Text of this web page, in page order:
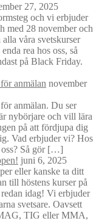
27, 2025
och vi erbjuder
med 28 november och
våra svetskurser
rea hos oss, så
på Black Friday.
anmälan november
anmälan. Du ser
nybörjare och vill lära
på att fördjupa dig
Vad erbjuder vi? Hos
oss? Så gör […]
juni 6, 2025
eller kanske ta ditt
till höstens kurser på
redan idag! Vi erbjuder
svetsare. Oavsett
TIG eller MMA,